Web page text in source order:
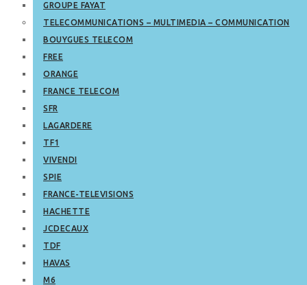
GROUPE FAYAT
TELECOMMUNICATIONS – MULTIMEDIA – COMMUNICATION
BOUYGUES TELECOM
FREE
ORANGE
FRANCE TELECOM
SFR
LAGARDERE
TF1
VIVENDI
SPIE
FRANCE-TELEVISIONS
HACHETTE
JCDECAUX
TDF
HAVAS
M6